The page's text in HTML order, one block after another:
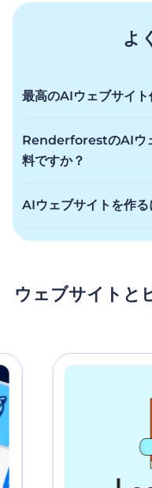
よ
最高のAIウェブサイト
ョンを現実にするための
ウェブサイトのための電
す。初心者でもプロでも
RenderforestのAIウ
料ですか？
デルを提供しています。
できますが、サブスクリ
AIウェブサイトを作る
ネスの種類、名前、主要
オンラインプレゼンスを
ウェブサイトと